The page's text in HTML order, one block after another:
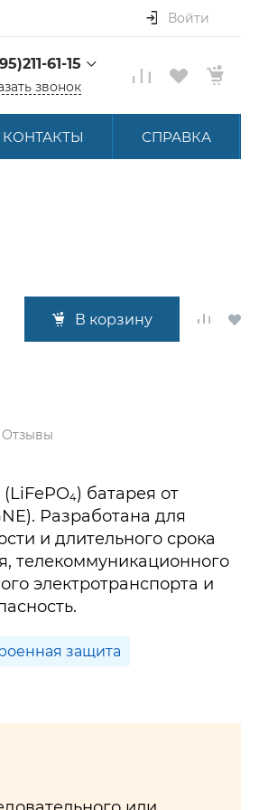
Войти
61-15
61-15
ул.
звонок
КОНТАКТЫ СПРАВКА
В корзину
Отзывы
батарея от
Разработана для
и длительного срока
телекоммуникационного
электротранспорта и
защита